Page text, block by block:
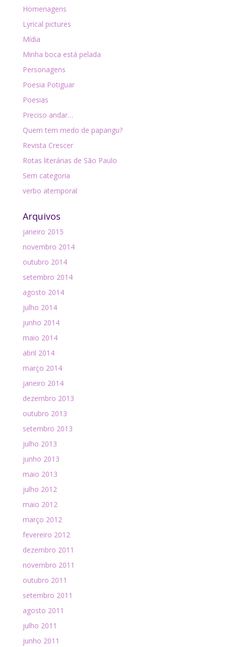
Homenagens
Lyrical pictures
Mídia
Minha boca está pelada
Personagens
Poesia Potiguar
Poesias
Preciso andar…
Quem tem medo de papangu?
Revista Crescer
Rotas literárias de São Paulo
Sem categoria
verbo atemporal
Arquivos
janeiro 2015
novembro 2014
outubro 2014
setembro 2014
agosto 2014
julho 2014
junho 2014
maio 2014
abril 2014
março 2014
janeiro 2014
dezembro 2013
outubro 2013
setembro 2013
julho 2013
junho 2013
maio 2013
julho 2012
maio 2012
março 2012
fevereiro 2012
dezembro 2011
novembro 2011
outubro 2011
setembro 2011
agosto 2011
julho 2011
junho 2011